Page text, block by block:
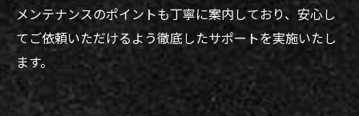
メンテナンスのポイントも丁寧に案内しており、安心し
てご依頼いただけるよう徹底したサポートを実施いたし
ます。